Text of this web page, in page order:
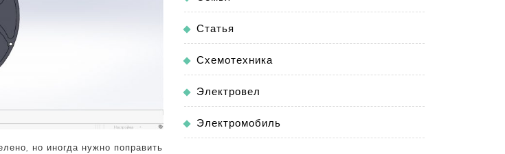
но иногда нужно поправить
Статья
Схемотехника
Электровел
Электромобиль